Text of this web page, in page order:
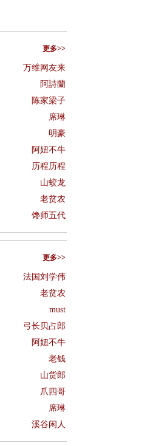
更多>>
万维网友来
阿詩蘭
陈家梁子
席琳
明豪
阿妞不牛
历程历程
山蛟龙
老贫农
馋师五代
更多>>
法国刘学伟
老贫农
must
弓长贝占郎
阿妞不牛
老钱
山货郎
爪四哥
席琳
溪谷闲人